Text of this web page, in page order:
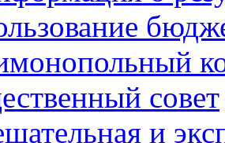
совет
и